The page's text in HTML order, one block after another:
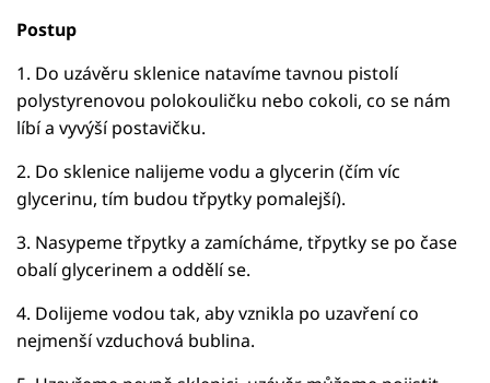
Postup
1. Do uzávěru sklenice natavíme tavnou pistolí
polystyrenovou polokouličku nebo cokoli, co se nám
líbí a vyvýší postavičku.
2. Do sklenice nalijeme vodu a glycerin (čím víc
glycerinu, tím budou třpytky pomalejší).
3. Nasypeme třpytky a zamícháme, třpytky se po čase
obalí glycerinem a oddělí se.
4. Dolijeme vodou tak, aby vznikla po uzavření co
nejmenší vzduchová bublina.